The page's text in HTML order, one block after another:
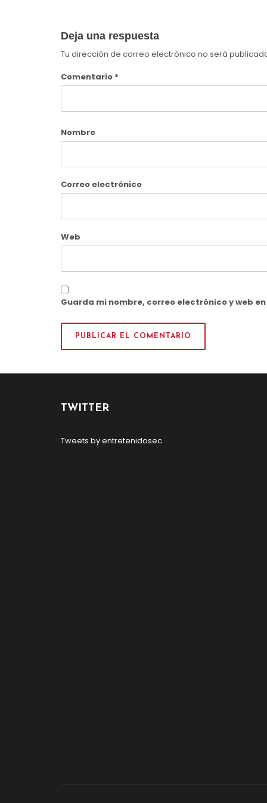
Deja una respuesta
Tu dirección de correo electrónico no será
Comentario *
Nombre
Correo electrónico
Web
Guarda mi nombre, correo electrónico y web
TWITTER
Tweets by entretenidosec